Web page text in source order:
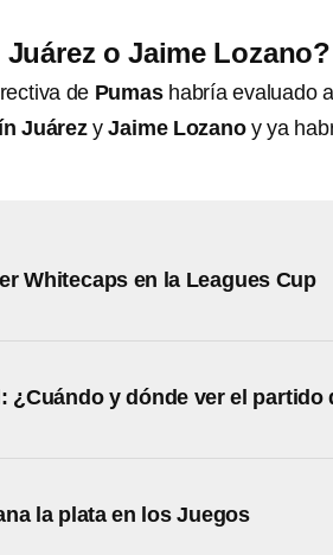
o Jaime Lozano?
de Pumashabría evaluado a
Juárezy Jaime Lozanoy ya
Whitecaps en la Leagues Cup
¿Cuándo y dónde ver el partido
la plata en los Juegos